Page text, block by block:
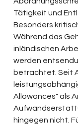
Tätigkeit und
Besonders
Während das
inländischen
werden
betrachtet. Seit
Allowances" als
hingegen nicht.